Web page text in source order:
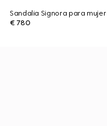
Sandalia Signora para mujer
€ 780